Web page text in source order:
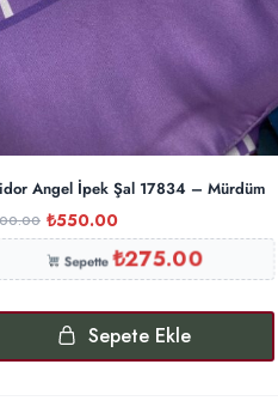
Angel İpek Şal 17834 – Mürdüm
₺550.00
Sepette₺275.00
Sepete Ekle